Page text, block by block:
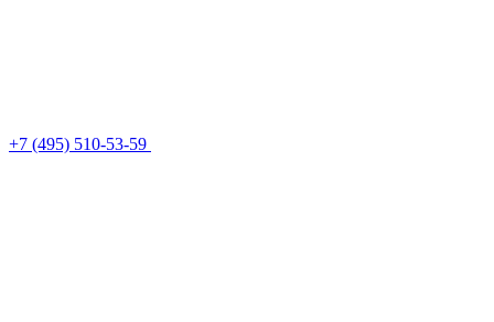
+7 (495) 510-53-59